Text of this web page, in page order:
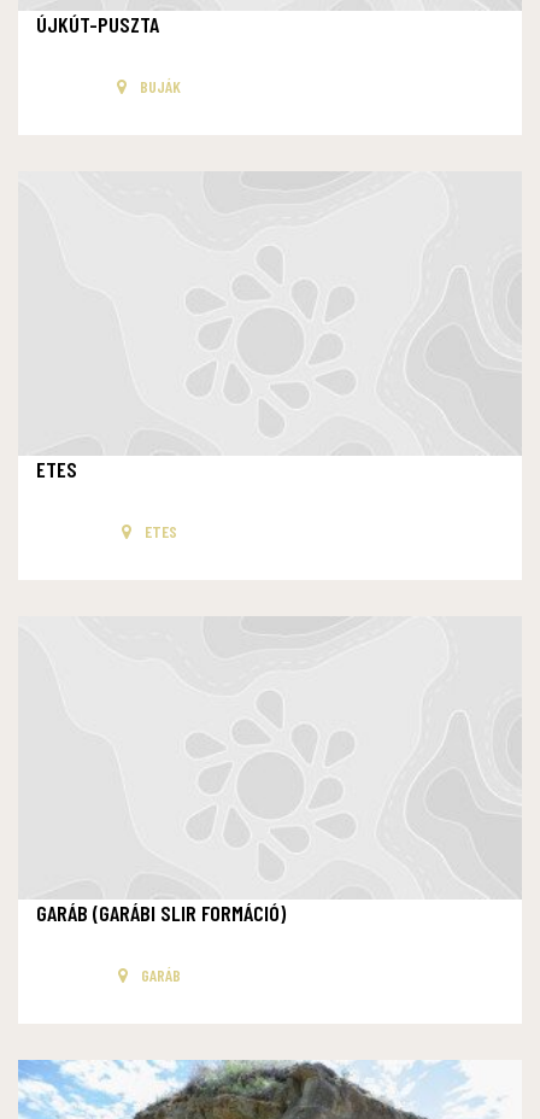
ÚJKÚT-PUSZTA
BUJÁK
ETES
ETES
GARÁB (GARÁBI SLIR FORMÁCIÓ)
GARÁB